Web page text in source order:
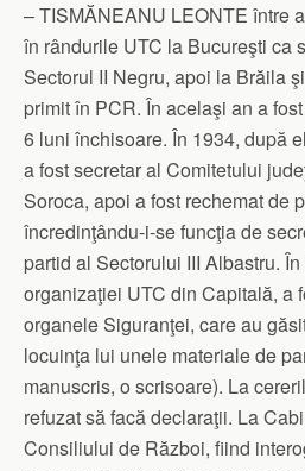
– TISMĂNEANU LEONTE între
în rândurile UTC la Bucureşti ca
Sectorul II Negru, apoi la Brăila
primit în PCR. În acelaşi an a
6 luni închisoare. În 1934, după
a fost secretar al Comitetului
Soroca, apoi a fost rechemat de
încredinţându-i-se funcţia de
partid al Sectorului III Albastru.
organizaţiei UTC din Capitală, a
organele Siguranţei, care au
locuinţa lui unele materiale de
manuscris, o scrisoare). La
refuzat să facă declaraţii. La
Consiliului de Război, fiind